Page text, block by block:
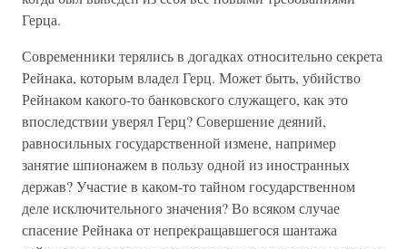
Герца.
Современники терялись в догадках относительно секрета
Рейнака, которым владел Герц. Может быть, убийство
Рейнаком какого-то банковского служащего, как это
впоследствии уверял Герц? Совершение деяний,
равносильных государственной измене, например
занятие шпионажем в пользу одной из иностранных
держав? Участие в каком-то тайном государственном
деле исключительного значения? Во всяком случае
спасение Рейнака от непрекращавшегося шантажа